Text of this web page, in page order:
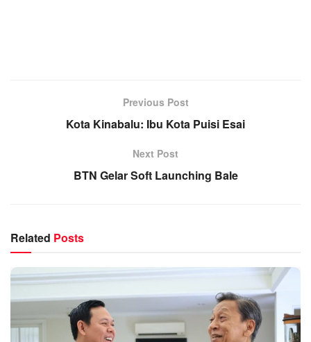
Previous Post
Kota Kinabalu: Ibu Kota Puisi Esai
Next Post
BTN Gelar Soft Launching Bale
Related Posts